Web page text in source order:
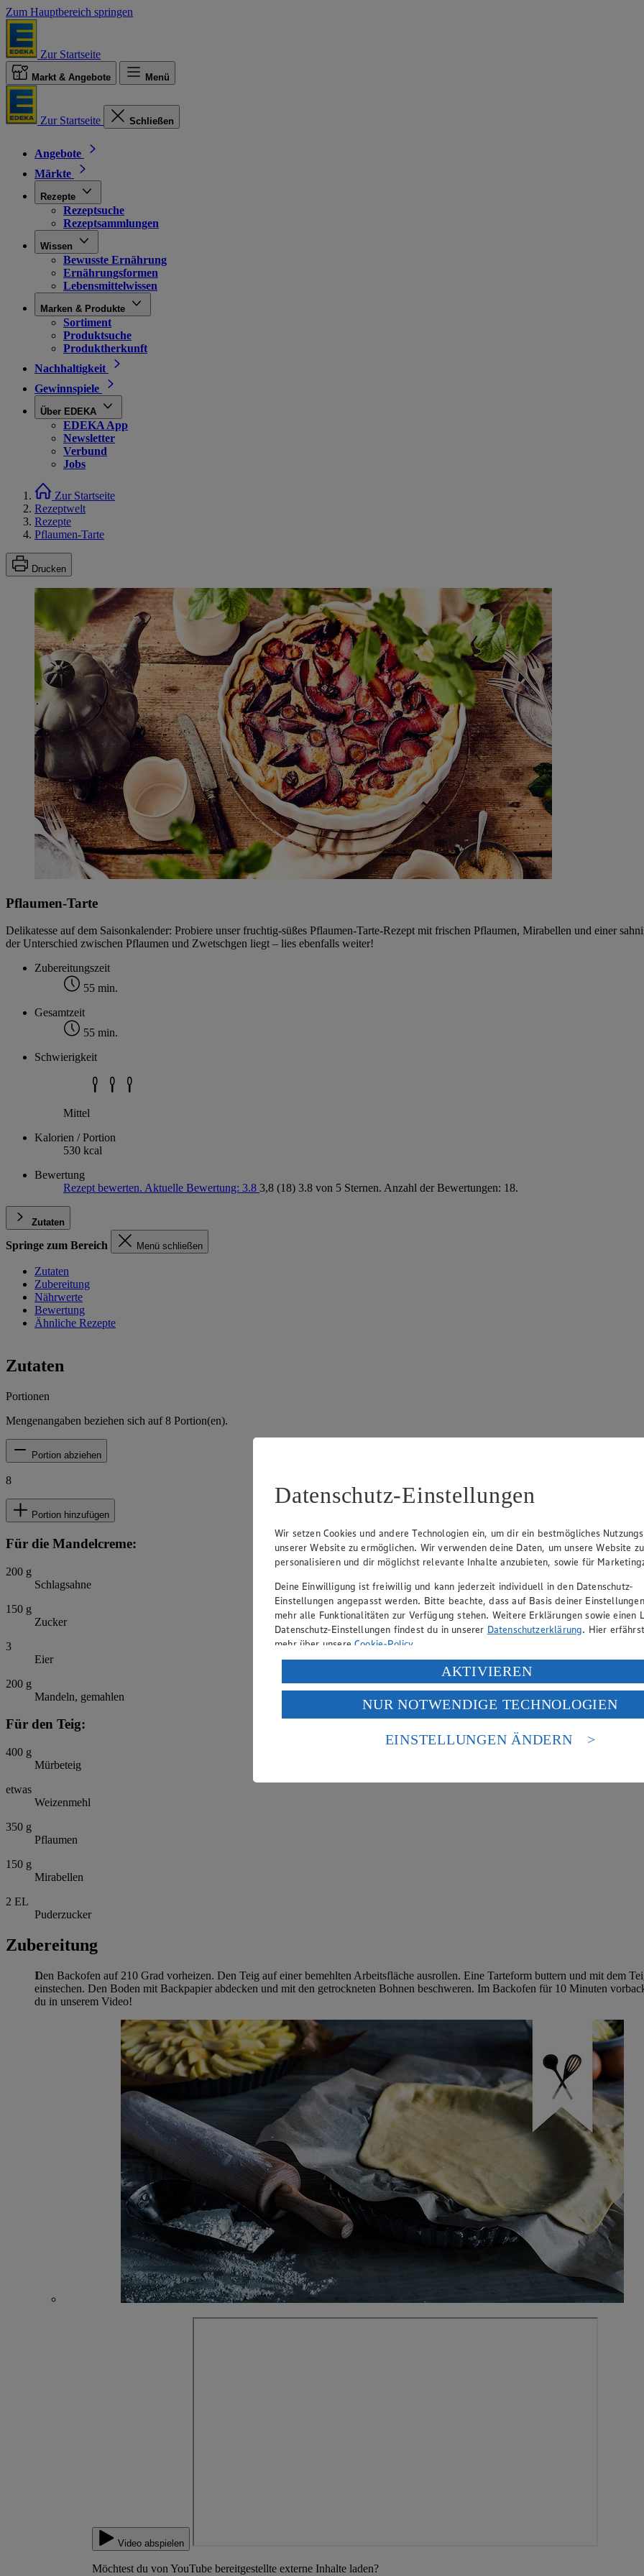
Zum Hauptbereich springen
Zur Startseite
Markt & Angebote Menü
Zur Startseite Schließen
Angebote
Märkte
Rezepte
Rezeptsuche
Rezeptsammlungen
Wissen
Bewusste Ernährung
Ernährungsformen
Lebensmittelwissen
Marken & Produkte
Sortiment
Produktsuche
Produktherkunft
Nachhaltigkeit
Gewinnspiele
Über EDEKA
EDEKA App
Newsletter
Verbund
Jobs
Zur Startseite
Rezeptwelt
Rezepte
Pflaumen-Tarte
Drucken
Pflaumen-Tarte
Delikatesse auf dem Saisonkalender: Probiere unser fruchtig-süßes Pflaumen-Tarte-Rezept mit frischen Pflaumen, Mirabellen und einer
der Unterschied zwischen Pflaumen und Zwetschgen liegt – lies ebenfalls weiter!
Zubereitungszeit
55 min.
Gesamtzeit
55 min.
Schwierigkeit
Mittel
Kalorien / Portion
530 kcal
Bewertung
Rezept bewerten. Aktuelle Bewertung: 3.8 3,8 (18) 3.8 von 5 Sternen. Anzahl der Bewertungen: 18.
Zutaten
Springe zum Bereich Menü schließen
Zutaten
Zubereitung
Nährwerte
Bewertung
Ähnliche Rezepte
Zutaten
Portionen
Mengenangaben beziehen sich auf8 Portion(en).
Portion abziehen
8
Portion hinzufügen
Für die Mandelcreme:
200 g
Schlagsahne
150 g
Zucker
3
Eier
200 g
Mandeln, gemahlen
Für den Teig:
400 g
Mürbeteig
etwas
Weizenmehl
350 g
Pflaumen
150 g
Mirabellen
2 EL
Puderzucker
Zubereitung
Den Backofen auf 210 Grad vorheizen. Den Teig auf einer bemehlten Arbeitsfläche ausrollen. Eine Tarteform buttern und mit dem
einstechen. Den Boden mit Backpapier abdecken und mit den getrockneten Bohnen beschweren. Im Backofen für 10 Minuten
du in unserem Video!
Video abspielen
Möchtest du von YouTube bereitgestellte externe Inhalte laden?
Datenschutz-Einstellungen
Wir setzen Cookies und andere Technologien ein, um dir ein bestmögliches
unserer Website zu ermöglichen. Wir verwenden deine Daten, um unsere Website zu
personalisieren und dir möglichst relevante Inhalte anzubieten, sowie für
Deine Einwilligung ist freiwillig und kann jederzeit individuell in den Datenschutz-
Einstellungen angepasst werden. Bitte beachte, dass auf Basis deiner
mehr alle Funktionalitäten zur Verfügung stehen. Weitere Erklärungen sowie einen
Datenschutz-Einstellungen findest du in unserer Datenschutzerklärung. Hier
mehr über unsereCookie-Policy.
Verarbeitung deiner personenbezogenen Daten in den USA durch Facebook und
Wenn du auf „Aktivieren“ klickst, willigst du im Sinne des Art. 49 Abs. 1 Satz 1 lit.
ein, dass deine Daten in den USA verarbeitet werden. Der EuGH sieht die USA als
einem nach europäischen Standards nicht angemessenen Datenschutzniveau an. Es
Risiko eines Zugriffs durch US-amerikanische Behörden.
AKTIVIEREN
NUR NOTWENDIGE TECHNOLOGIEN
EINSTELLUNGEN ÄNDERN